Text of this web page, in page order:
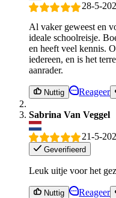
28-5-
Al vaker geweest en
ideale schoolreisje.
en heeft veel kennis.
iedereen, en is het
aanrader.
Nuttig Reageer
Sabrina Van Veggel
21-5-
Geverifieerd
Leuk uitje voor het
Nuttig Reageer